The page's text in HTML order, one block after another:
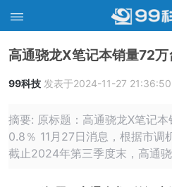
高通骁龙X笔记本销量72
99科技 发表于2024-11-27 21:36:50
摘要: 原标题：高通骁龙X笔记
0.8％ 11月27日消息，根据市调
截止2024年第三季度末，高通